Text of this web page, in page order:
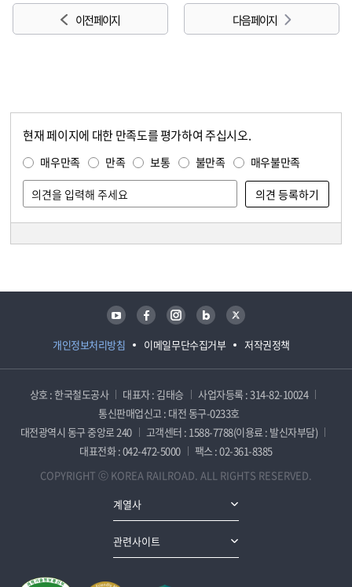
이전 페이지 다음 페이지
현재 페이지에 대한 만족도를 평가하여 주십시오.
매우만족 만족 보통 불만족 매우불만족
개인정보처리방침 이메일무단수집거부 저작권정책
유튜브 페이스북 인스타그램 블로그 트위터
상호 : 한국철도공사 대표자 : 김태승
사업자등록 : 314-82-10024
통신판매업신고 : 대전 동구-0233호
대전광역시 동구 중앙로 240
고객센터 : 1588-7788(이용료 : 발신자부담)
대표전화 : 042-472-5000
팩스 : 02-361-8385
COPYRIGHT ⓒ KOREA RAILROAD. ALL RIGHTS RESERVED.
계열사
관련사이트